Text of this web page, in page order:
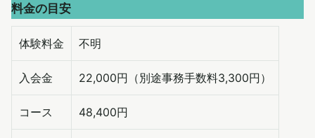
料金の目安
体験料金 不明
入会金 22,000円（別途事務手数料3,300円）
コース 48,400円